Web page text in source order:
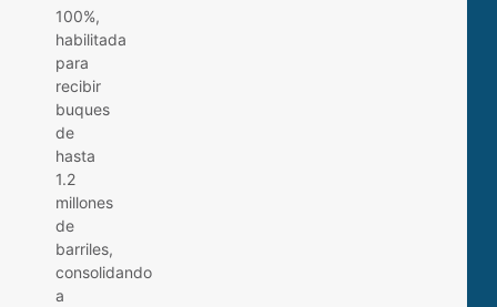
100%,
habilitada
para
recibir
buques
de
hasta
1.2
millones
de
barriles,
consolidando
a